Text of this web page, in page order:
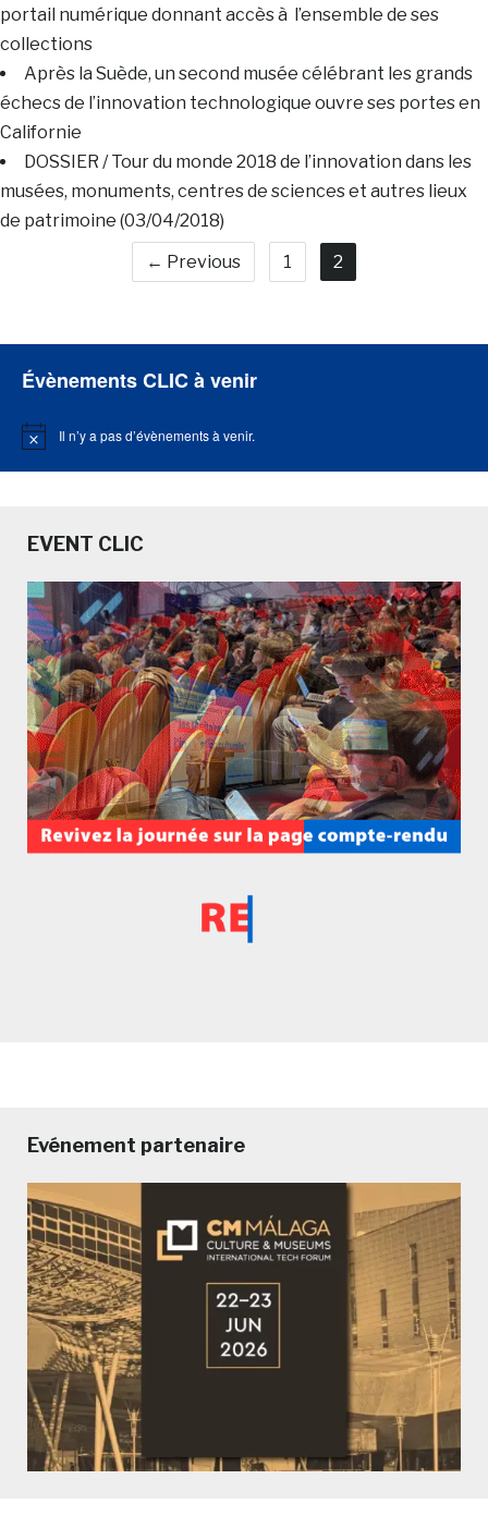
portail numérique donnant accès à l’ensemble de ses
collections
Après la Suède, un second musée célébrant les grands
échecs de l’innovation technologique ouvre ses portes en
Californie
DOSSIER / Tour du monde 2018 de l’innovation dans les
musées, monuments, centres de sciences et autres lieux
de patrimoine (03/04/2018)
← Previous
1 2
Évènements CLIC à venir
Notice Il n’y a pas d’évènements à venir.
EVENT CLIC
Evénement partenaire